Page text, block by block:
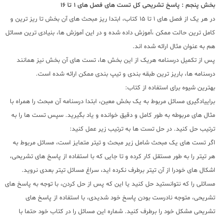
بخش پنجم : پاسخ تشریحی کل تست های فصل های 1 تا 16
در هر یک از فصل های 1 تا 15 کتاب، ابتدا ریز مبحث های آن بخش تا ریز ترین و
کامل ترین حالت ممکن ،آموزش داده شده و در این آموزش ها، بنیادی ترین مسائل
هم به عنوان مثال ارائه شده اند.
پس از تکمیل درسنامه هریک از این بخش ها، تست های آن بخش نیز همانند
درسنامه ها، باریز ترین طبقه بندی و تیپ بندی ممکن ارائه شده است.
بهترین شیوه برای استفاده از کتاب:
براییادگیری مسائل مربوط به یک بخش معین، ابتدا درسنامه آن مبحث را همراه با
مثال های مربوطه به طور کامل و دقیق خوانده و یاد بگیرید. سپس تست ها را به
ترتیب حل کنید. در حل تست ها به ترتیب زیر عمل کنید:
اگر تست های یک مبحث شامل زیر مبحث و تیتر متمایز است، مسائل مربوط به
هر تیتر را به طور مستقل کار کرده و تا جایی که با استفاده از پاسخ های تشریحی،
اشکال های خودرا از آن تیتر برطرف نکرده اید، سراغ مسائل تیتر بعدی نروید.
مسائلی را که نتوانستید حل کنید یا این که پس از حل کردن، با توجه به پاسخ های
تشریحی، متوجه نادرست بودن پاسخ خود شدیدی، با استفاده از پاسخ های
تشریحی مشکل خود را برطرف کنید. شماره این مسائل را در کتاب خود حتما با